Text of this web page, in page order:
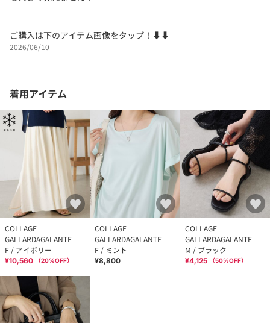
ご購入は下のアイテム画像をタップ！⬇⬇
2026/06/10
着用アイテム
COLLAGE
GALLARDAGALANTE
F / アイボリー
¥10,560 （20%OFF）
COLLAGE
GALLARDAGALANTE
F / ミント
¥8,800
COLLAGE
GALLARDAGALANTE
M / ブラック
¥4,125 （50%OFF）